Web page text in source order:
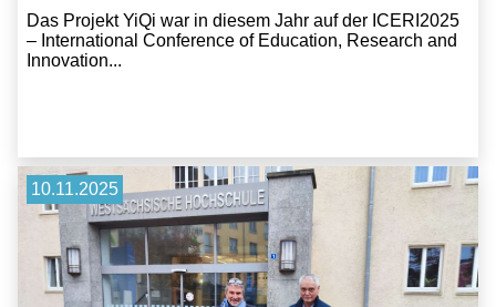
Das Projekt YiQi war in diesem Jahr auf der ICERI2025
– International Conference of Education, Research and
Innovation...
10.11.2025